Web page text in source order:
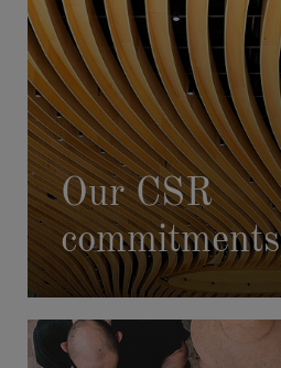
Our CSR
commitments